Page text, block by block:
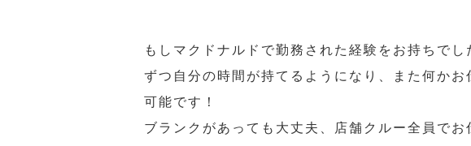
もしマクドナルドで勤務された経験をお持ちで
ずつ自分の時間が持てるようになり、また何か
可能です！
ブランクがあっても大丈夫、店舗クルー全員で